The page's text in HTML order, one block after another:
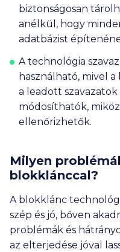
biztonságosan
anélkül, hogy
adatbázist
A technológia
használható, mivel
a leadott
módosíthatók,
ellenőrizhetők.
Milyen
blokklánccal?
A blokklánc
szép és jó, bőven
problémák és
az elterjedése jóval